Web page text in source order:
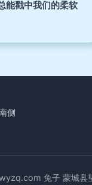
能戳中我们的柔软
侧
兔子 蒙城县